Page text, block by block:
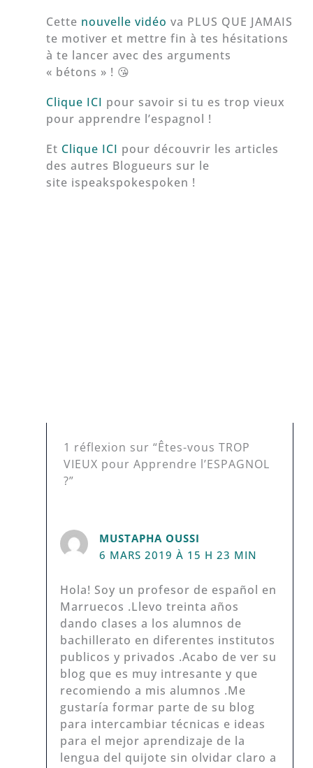
Cette nouvelle vidéo va PLUS QUE JAMAIS
te motiver et mettre fin à tes hésitations
à te lancer avec des arguments
« bétons » ! 😘
Clique ICI pour savoir si tu es trop vieux
pour apprendre l’espagnol !
Et Clique ICI pour découvrir les articles
des autres Blogueurs sur le
site ispeakspokespoken !
1 réflexion sur “Êtes-vous TROP
VIEUX pour Apprendre l’ESPAGNOL
?”
MUSTAPHA OUSSI
6 MARS 2019 À 15 H 23 MIN
Hola! Soy un profesor de español en
Marruecos .Llevo treinta años
dando clases a los alumnos de
bachillerato en diferentes institutos
publicos y privados .Acabo de ver su
blog que es muy intresante y que
recomiendo a mis alumnos .Me
gustaría formar parte de su blog
para intercambiar técnicas e ideas
para el mejor aprendizaje de la
lengua del quijote sin olvidar claro a